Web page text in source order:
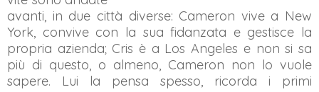
avanti, in due città diverse: Cameron vive a New
York, convive con la sua fidanzata e gestisce la
propria azienda; Cris è a Los Angeles e non si sa
più di questo, o almeno, Cameron non lo vuole
sapere. Lui la pensa spesso, ricorda i primi